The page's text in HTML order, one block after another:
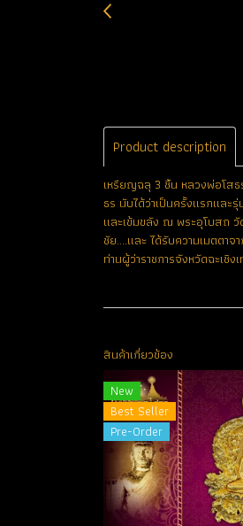
Product description
เหรียญฉลุ 3 ชิ้น หลวงพ่อโส
ธร นับได้ว่าเป็นครั้งแรกและ
และเข้มขลัง ณ พระอุโบสถ วั
ชัย....และ ได้รับความเมตตา
ท่านผู้ว่าราชการจังหวัดฉะเชิง
สินค้าเกี่ยวข้อง
New
Best Seller
Pre-Order